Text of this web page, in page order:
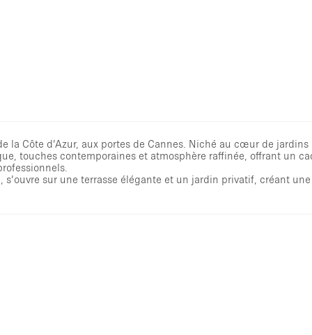
la Côte d’Azur, aux portes de Cannes. Niché au cœur de jardins
touches contemporaines et atmosphère raffinée, offrant un
sur une terrasse élégante et un jardin privatif, créant